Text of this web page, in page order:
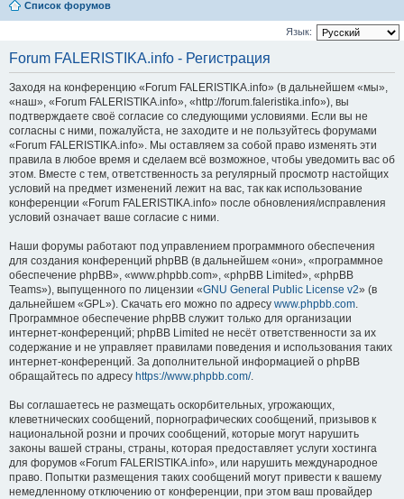
Список форумов
Язык:
Forum FALERISTIKA.info - Регистрация
Заходя на конференцию «Forum FALERISTIKA.info» (в дальнейшем «мы»,
«наш», «Forum FALERISTIKA.info», «http://forum.faleristika.info»), вы
подтверждаете своё согласие со следующими условиями. Если вы не
согласны с ними, пожалуйста, не заходите и не пользуйтесь форумами
«Forum FALERISTIKA.info». Мы оставляем за собой право изменять эти
правила в любое время и сделаем всё возможное, чтобы уведомить вас об
этом. Вместе с тем, ответственность за регулярный просмотр настойщих
условий на предмет изменений лежит на вас, так как использование
конференции «Forum FALERISTIKA.info» после обновления/исправления
условий означает ваше согласие с ними.
Наши форумы работают под управлением программного обеспечения
для создания конференций phpBB (в дальнейшем «они», «программное
обеспечение phpBB», «www.phpbb.com», «phpBB Limited», «phpBB
Teams»), выпущенного по лицензии «GNU General Public License v2» (в
дальнейшем «GPL»). Скачать его можно по адресу www.phpbb.com.
Программное обеспечение phpBB служит только для организации
интернет-конференций; phpBB Limited не несёт ответственности за их
содержание и не управляет правилами поведения и использования таких
интернет-конференций. За дополнительной информацией о phpBB
обращайтесь по адресу https://www.phpbb.com/.
Вы соглашаетесь не размещать оскорбительных, угрожающих,
клеветнических сообщений, порнографических сообщений, призывов к
национальной розни и прочих сообщений, которые могут нарушить
законы вашей страны, страны, которая предоставляет услуги хостинга
для форумов «Forum FALERISTIKA.info», или нарушить международное
право. Попытки размещения таких сообщений могут привести к вашему
немедленному отключению от конференции, при этом ваш провайдер